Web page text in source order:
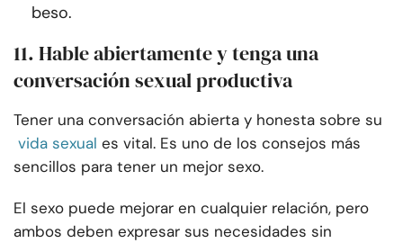
beso.
11. Hable abiertamente y tenga una
conversación sexual productiva
Tener una conversación abierta y honesta sobre su
vida sexual es vital. Es uno de los consejos más
sencillos para tener un mejor sexo.
El sexo puede mejorar en cualquier relación, pero
ambos deben expresar sus necesidades sin